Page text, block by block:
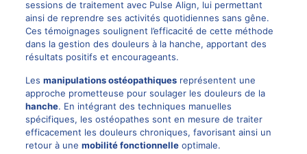
sessions de traitement avec Pulse Align, lui permettant
ainsi de reprendre ses activités quotidiennes sans gêne.
Ces témoignages soulignent l’efficacité de cette méthode
dans la gestion des douleurs à la hanche, apportant des
résultats positifs et encourageants.
Les manipulations ostéopathiquesreprésentent une
approche prometteuse pour soulager les douleurs de la
hanche. En intégrant des techniques manuelles
spécifiques, les ostéopathes sont en mesure de traiter
efficacement les douleurs chroniques, favorisant ainsi un
retour à une mobilité fonctionnelleoptimale.